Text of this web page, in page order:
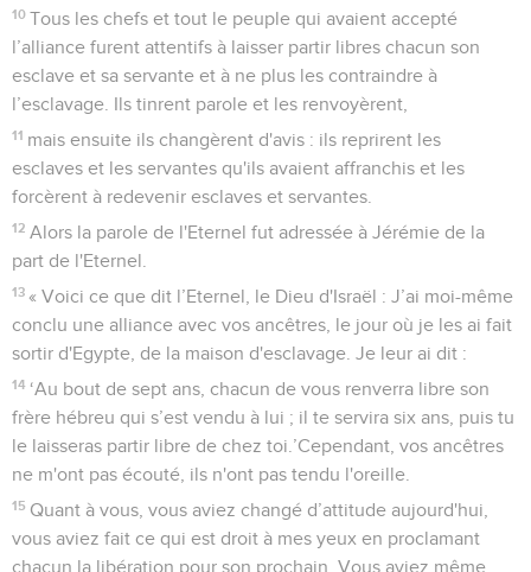
10 Tous les chefs et tout le peuple qui avaient accepté
l’alliance furent attentifs à laisser partir libres chacun son
esclave et sa servante et à ne plus les contraindre à
l’esclavage. Ils tinrent parole et les renvoyèrent,
11 mais ensuite ils changèrent d'avis : ils reprirent les
esclaves et les servantes qu'ils avaient affranchis et les
forcèrent à redevenir esclaves et servantes.
12 Alors la parole de l'Eternel fut adressée à Jérémie de la
part de l'Eternel.
13 « Voici ce que dit l’Eternel, le Dieu d'Israël : J’ai moi-même
conclu une alliance avec vos ancêtres, le jour où je les ai fait
sortir d'Egypte, de la maison d'esclavage. Je leur ai dit :
14 ‘Au bout de sept ans, chacun de vous renverra libre son
frère hébreu qui s’est vendu à lui ; il te servira six ans, puis tu
le laisseras partir libre de chez toi.’Cependant, vos ancêtres
ne m'ont pas écouté, ils n'ont pas tendu l'oreille.
15 Quant à vous, vous aviez changé d’attitude aujourd'hui,
vous aviez fait ce qui est droit à mes yeux en proclamant
chacun la libération pour son prochain. Vous aviez même